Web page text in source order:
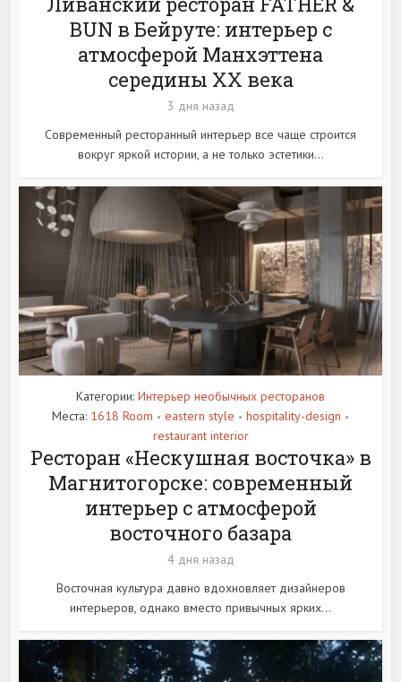
BUN в Бейруте: интерьер с
атмосферой Манхэттена
середины XX века
3 дня назад
Современный ресторанный интерьер все чаще строится
вокруг яркой истории, а не только эстетики...
Категории: Интерьер необычных ресторанов
Места: 1618 Room • eastern style • hospitality-design •
restaurant interior
Ресторан «Нескушная восточка» в
Магнитогорске: современный
интерьер с атмосферой
восточного базара
4 дня назад
Восточная культура давно вдохновляет дизайнеров
интерьеров, однако вместо привычных ярких...